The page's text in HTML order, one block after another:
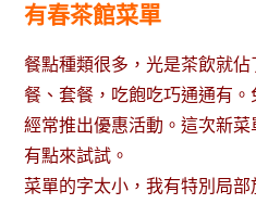
有春茶館菜單
餐點種類很多，光是茶飲就
餐、套餐，吃飽吃巧通通有
經常推出優惠活動。這次新
有點來試試。
菜單的字太小，我有特別局部